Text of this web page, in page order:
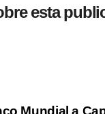
p
k
m
esta
Mundial a